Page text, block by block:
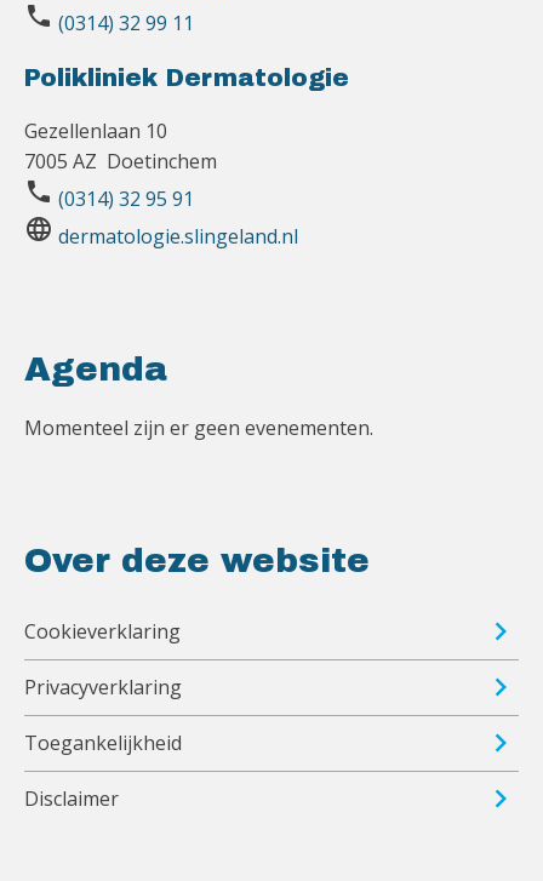
phone (0314) 32 99 11
Polikliniek Dermatologie
Gezellenlaan 10
7005 AZ Doetinchem
phone (0314) 32 95 91
language dermatologie.slingeland.nl
Agenda
Momenteel zijn er geen evenementen.
Over deze website
Cookieverklaring
Privacyverklaring
Toegankelijkheid
Disclaimer